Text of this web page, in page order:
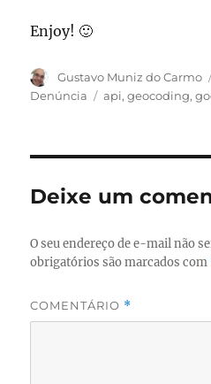
Enjoy! 🙂
Autor
Gustavo Muniz do Carmo
Denúncia
Tags
api,geocoding,
Deixe um
O seu endereço de e-mail não
obrigatórios são marcados com
COMENTÁRIO *